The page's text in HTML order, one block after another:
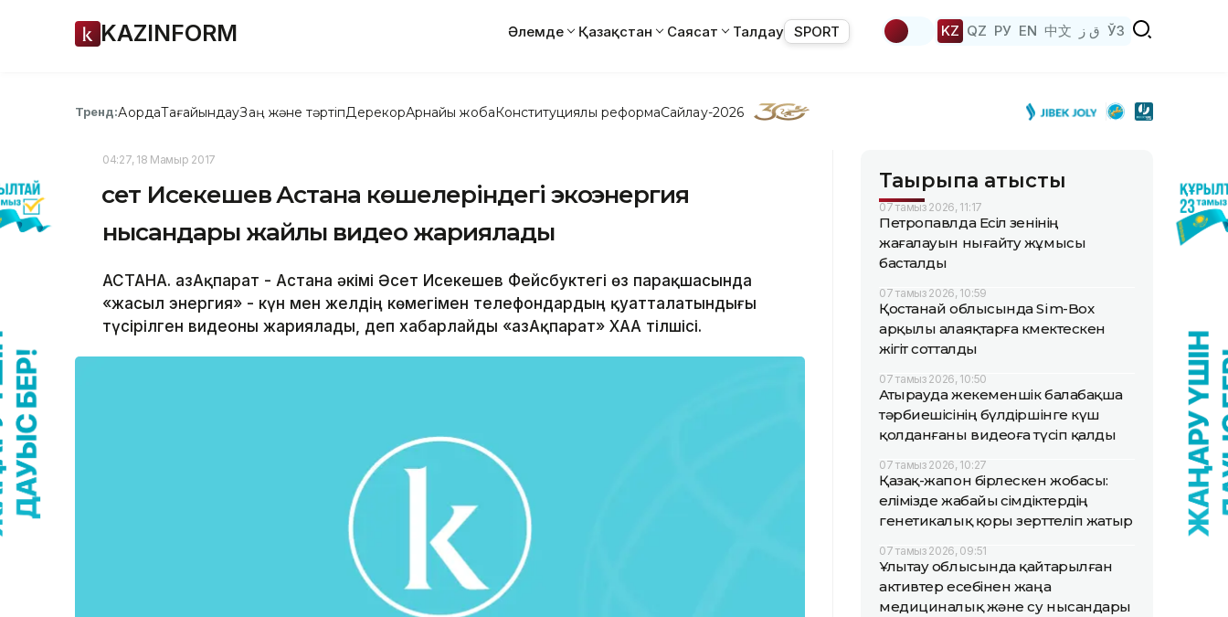
KAZINFORM Әлемде Қазақстан Саясат Талдау SPORT KZ QZ РУ EN 中文 ق ز ЎЗ
Тренд:АқордаТағайындауЗаң және тәртіпДерекқорАрнайы жобаКонституциялық реформаСайлау-2026
04:27, 18 Мамыр 2017
Әсет Исекешев Астана көшелеріндегі экоэнергия
нысандары жайлы видео жариялады
АСТАНА. ҚазАқпарат - Астана әкімі Әсет Исекешев Фейсбуктегі өз парақшасында
«жасыл энергия» - күн мен желдің көмегімен телефондардың қуатталатындығы
түсірілген видеоны жариялады, деп хабарлайды «ҚазАқпарат» ХАА тілшісі.
Тақырыпқа қатысты
07 тамыз 2026, 11:17
Петропавлда Есіл өзенінің
жағалауын нығайту жұмысы
басталды
07 тамыз 2026, 10:59
Қостанай облысында Sim-Box
арқылы алаяқтарға көмектескен
жігіт сотталды
07 тамыз 2026, 10:50
Атырауда жекеменшік балабақша
тәрбиешісінің бүлдіршінге күш
қолданғаны видеоға түсіп қалды
07 тамыз 2026, 10:27
Қазақ-жапон бірлескен жобасы:
елімізде жабайы өсімдіктердің
генетикалық қоры зерттеліп жатыр
07 тамыз 2026, 09:51
Ұлытау облысында қайтарылған
активтер есебінен жаңа
медициналық және су нысандары